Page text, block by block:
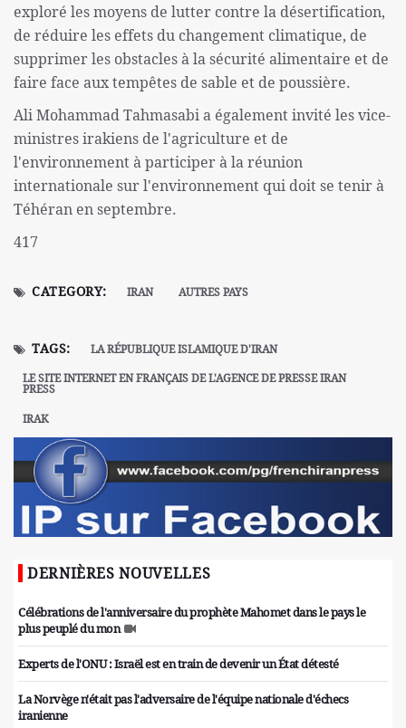
exploré les moyens de lutter contre la désertification,
de réduire les effets du changement climatique, de
supprimer les obstacles à la sécurité alimentaire et de
faire face aux tempêtes de sable et de poussière.
Ali Mohammad Tahmasabi a également invité les vice-
ministres irakiens de l'agriculture et de
l'environnement à participer à la réunion
internationale sur l'environnement qui doit se tenir à
Téhéran en septembre.
417
CATEGORY: IRAN AUTRES PAYS
TAGS:
LA RÉPUBLIQUE ISLAMIQUE D'IRAN
LE SITE INTERNET EN FRANÇAIS DE L'AGENCE DE PRESSE IRAN
PRESS
IRAK
DERNIÈRES NOUVELLES
Célébrations de l'anniversaire du prophète Mahomet dans le pays le
plus peuplé du mon
Experts de l'ONU : Israël est en train de devenir un État détesté
La Norvège n'était pas l'adversaire de l'équipe nationale d'échecs
iranienne